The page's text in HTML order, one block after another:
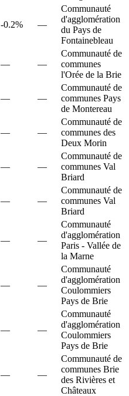
-0.2% —
Communauté
d'agglomération
du Pays de
Fontainebleau
— —
Communauté de
communes
l'Orée de la Brie
— —
Communauté de
communes Pays
de Montereau
— —
Communauté de
communes des
Deux Morin
— —
Communauté de
communes Val
Briard
— —
Communauté de
communes Val
Briard
— —
Communauté
d'agglomération
Paris - Vallée de
la Marne
— —
Communauté
d'agglomération
Coulommiers
Pays de Brie
— —
Communauté
d'agglomération
Coulommiers
Pays de Brie
— —
Communauté de
communes Brie
des Rivières et
Châteaux